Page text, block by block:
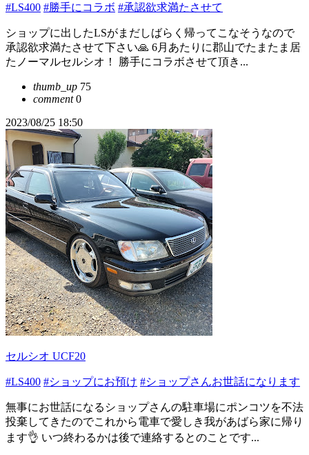
#LS400 #勝手にコラボ #承認欲求満たさせて
ショップに出したLSがまだしばらく帰ってこなそうなので
承認欲求満たさせて下さい🙏 6月あたりに郡山でたまたま居
たノーマルセルシオ！ 勝手にコラボさせて頂き...
thumb_up 75
comment0
2023/08/25 18:50
セルシオ UCF20
#LS400 #ショップにお預け #ショップさんお世話になります
無事にお世話になるショップさんの駐車場にポンコツを不法
投棄してきたのでこれから電車で愛しき我があばら家に帰り
ます👌 いつ終わるかは後で連絡するとのことです...